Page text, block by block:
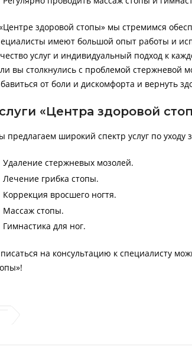
здоровой стопы» мы стремимся
имеют большой опыт работы и
услуг и индивидуальный подход к
вы столкнулись с проблемой стержневой
от боли и дискомфорта и вернуть
«Центра здоровой
предлагаем широкий спектр услуг по уходу
Удаление стержневых мозолей.
Лечение грибка стопы.
Коррекция вросшего ногтя.
Массаж стопы.
Гимнастика для ног.
на консультацию к специалисту